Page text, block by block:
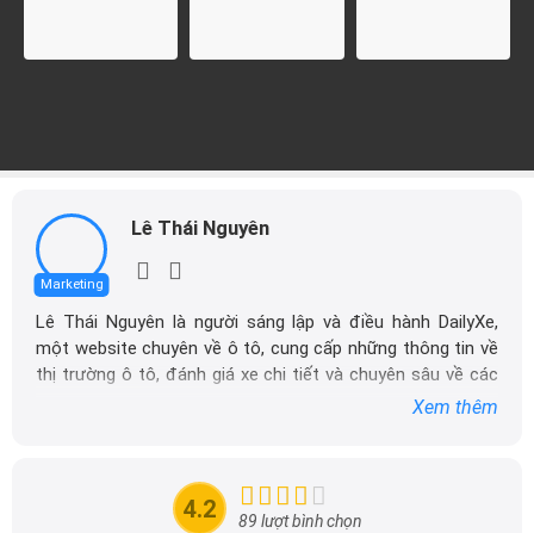
Marketing
Lê Thái Nguyên
Lê Thái Nguyên là người sáng lập và điều hành DailyXe,
một website chuyên về ô tô, cung cấp những thông tin về
thị trường ô tô, đánh giá xe chi tiết và chuyên sâu về các
đầu cho những người yêu thích ô tô tại Việt Nam. Hãy
theo dõi tôi để cập nhật thông tin về thị trường ô tô
Xem thêm
4.2 89 lượt bình chọn